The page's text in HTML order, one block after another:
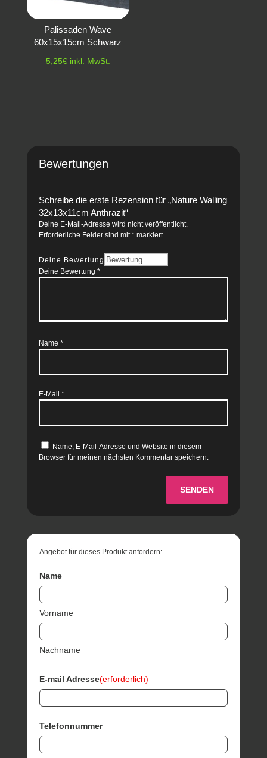
Palissaden Wave
60x15x15cm Schwarz
5,25€ inkl. MwSt.
Bewertungen
Schreibe die erste Rezension für „Nature Walling
32x13x11cm Anthrazit“
Deine E-Mail-Adresse wird nicht veröffentlicht.
Erforderliche Felder sind mit*markiert
Deine Bewertung
Deine Bewertung *
Name *
E-Mail *
Name, E-Mail-Adresse und Website in diesem
Browser für meinen nächsten Kommentar speichern.
SENDEN
Angebot für dieses Produkt anfordern:
Name
Vorname
Nachname
E-mail Adresse(erforderlich)
Telefonnummer